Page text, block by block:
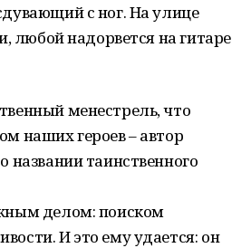
с ног. На улице
любой надорвется на гитаре
менестрель, что
наших героев – автор
названии таинственного
делом: поиском
И это ему удается: он